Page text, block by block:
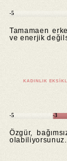
-5
Tamamaen
ve enerjik
KADINLIK
-5 -3
Özgür,
olabiliyorsunuz.